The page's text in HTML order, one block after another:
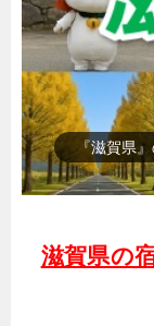
『
滋賀県の